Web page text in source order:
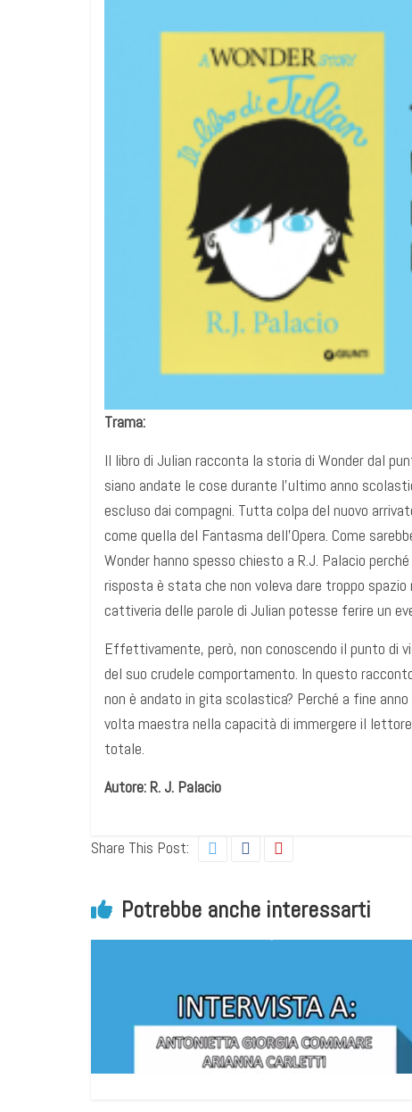
Trama:
Il libro di Julian racconta la storia di Wonder dal
siano andate le cose durante l’ultimo anno
escluso dai compagni. Tutta colpa del nuovo
come quella del Fantasma dell’Opera. Come
Wonder hanno spesso chiesto a R.J. Palacio
risposta è stata che non voleva dare troppo
cattiveria delle parole di Julian potesse ferire un
Effettivamente, però, non conoscendo il punto di
del suo crudele comportamento. In questo
non è andato in gita scolastica? Perché a fine
volta maestra nella capacità di immergere il
totale.
Autore: R. J. Palacio
Share This Post:
Potrebbe anche interessarti